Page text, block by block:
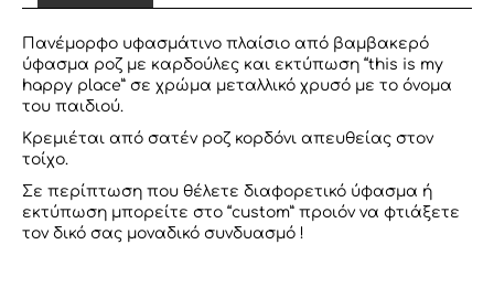
ποσότητα
Πανέμορφο υφασμάτινο πλαίσιο από βαμβακερό
ύφασμα ροζ με καρδούλες και εκτύπωση “this is my
happy place” σε χρώμα μεταλλικό χρυσό με το όνομα
του παιδιού.
Κρεμιέται από σατέν ροζ κορδόνι απευθείας στον
τοίχο.
Σε περίπτωση που θέλετε διαφορετικό ύφασμα ή
εκτύπωση μπορείτε στο “custom” προιόν να φτιάξετε
τον δικό σας μοναδικό συνδυασμό !